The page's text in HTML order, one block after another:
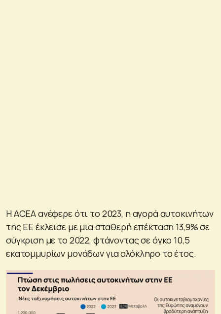
Η ACEA ανέφερε ότι το 2023, η αγορά αυτοκινήτων
της ΕΕ έκλεισε με μια σταθερή επέκταση 13,9% σε
σύγκριση με το 2022, φτάνοντας σε όγκο 10,5
εκατομμυρίων μονάδων για ολόκληρο το έτος.